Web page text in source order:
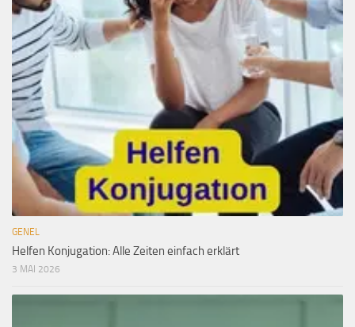
GENEL
Helfen Konjugation: Alle Zeiten einfach erklärt
3 MAI 2026